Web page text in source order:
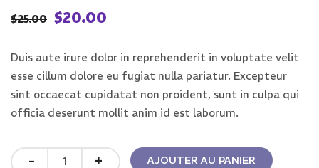
$25.00 Le
initial
était :
$25.00.
$20.00
actuel
est :
$20.00.
Duis aute irure dolor in reprehenderit in voluptate velit
esse cillum dolore eu fugiat nulla pariatur. Excepteur
sint occaecat cupidatat non proident, sunt in culpa qui
officia deserunt mollit anim id est laborum.
Quantity AJOUTER AU PANIER